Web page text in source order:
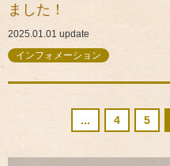
ました！
2025.01.01 update
インフォメーション
... 4 5